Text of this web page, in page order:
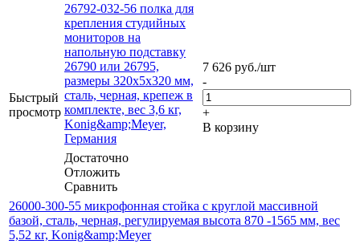
Быстрый
просмотр
26792-032-56 полка для
крепления студийных
мониторов на
напольную подставку
26790 или 26795,
размеры 320х5х320 мм,
сталь, черная, крепеж в
комплекте, вес 3,6 кг,
Konig&amp;Meyer,
Германия
Достаточно
Отложить
Сравнить
7 626 руб./шт
-
+
В корзину
26000-300-55 микрофонная стойка с круглой массивной
базой, сталь, черная, регулируемая высота 870 -1565 мм, вес
5,52 кг, Konig&amp;Meyer